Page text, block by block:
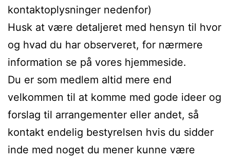
kontaktoplysninger nedenfor)
Husk at være detaljeret med hensyn til hvor
og hvad du har observeret, for nærmere
information se på vores hjemmeside.
Du er som medlem altid mere end
velkommen til at komme med gode ideer og
forslag til arrangementer eller andet, så
kontakt endelig bestyrelsen hvis du sidder
inde med noget du mener kunne være